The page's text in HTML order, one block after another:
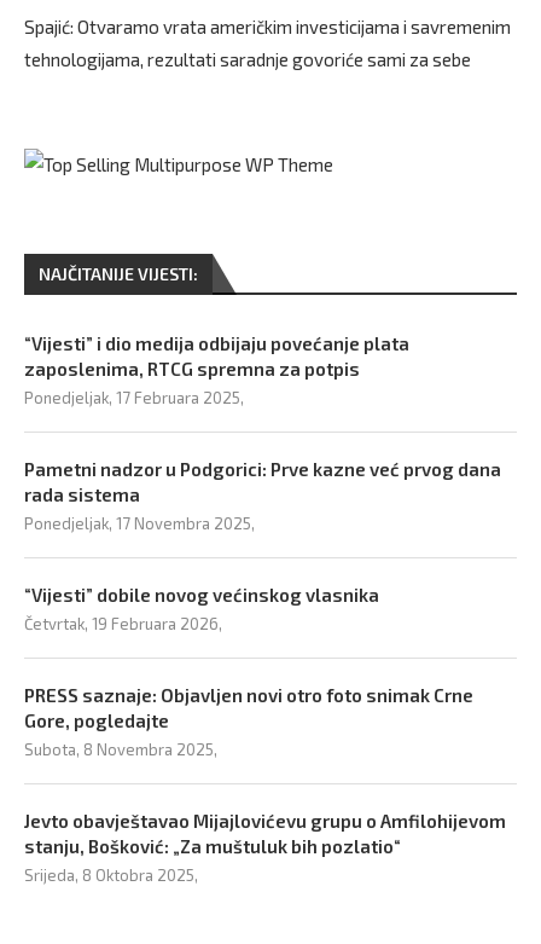
Spajić: Otvaramo vrata američkim investicijama i savremenim
tehnologijama, rezultati saradnje govoriće sami za sebe
NAJČITANIJE VIJESTI:
“Vijesti” i dio medija odbijaju povećanje plata
zaposlenima, RTCG spremna za potpis
Ponedjeljak, 17 Februara 2025,
Pametni nadzor u Podgorici: Prve kazne već prvog dana
rada sistema
Ponedjeljak, 17 Novembra 2025,
“Vijesti” dobile novog većinskog vlasnika
Četvrtak, 19 Februara 2026,
PRESS saznaje: Objavljen novi otro foto snimak Crne
Gore, pogledajte
Subota, 8 Novembra 2025,
Jevto obavještavao Mijajlovićevu grupu o Amfilohijevom
stanju, Bošković: „Za muštuluk bih pozlatio“
Srijeda, 8 Oktobra 2025,